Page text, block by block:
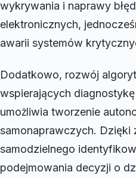
wykrywania i naprawy
elektronicznych,
awarii systemów
Dodatkowo, rozwój
wspierających
umożliwia tworzenie
samonaprawczych. Dzięki
samodzielnego
podejmowania decyzji o